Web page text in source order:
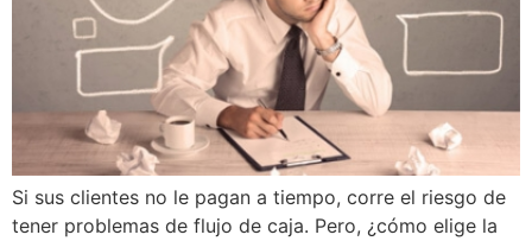
Si sus clientes no le pagan a tiempo, corre el riesgo de
tener problemas de flujo de caja. Pero, ¿cómo elige la